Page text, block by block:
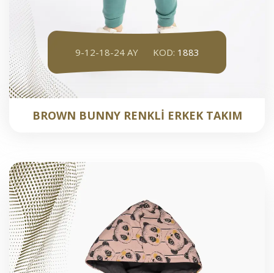
9-12-18-24 AY KOD: 1883
BROWN BUNNY RENKLİ ERKEK TAKIM